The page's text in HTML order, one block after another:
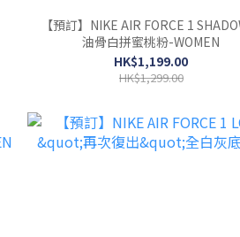
【預訂】NIKE AIR FORCE 1 SHADOW奶
油骨白拼蜜桃粉-WOMEN
HK$1,199.00
HK$1,299.00